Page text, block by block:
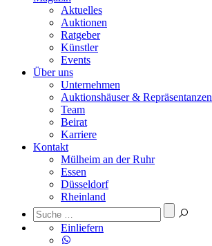
Aktuelles
Auktionen
Ratgeber
Künstler
Events
Über uns
Unternehmen
Auktionshäuser & Repräsentanzen
Team
Beirat
Karriere
Kontakt
Mülheim an der Ruhr
Essen
Düsseldorf
Rheinland
Einliefern